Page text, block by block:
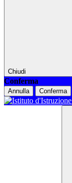
Chiudi
Conferma
Annulla Conferma